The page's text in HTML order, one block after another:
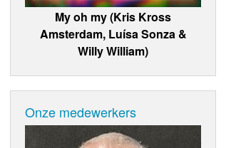
My oh my (Kris Kross
Amsterdam, Luísa Sonza &
Willy William)
Onze medewerkers